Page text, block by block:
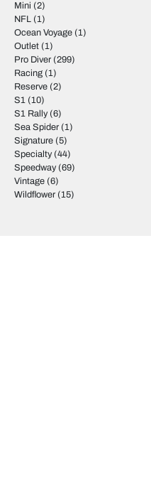
Mini (2)
NFL (1)
Ocean Voyage (1)
Outlet (1)
Pro Diver (299)
Racing (1)
Reserve (2)
S1 (10)
S1 Rally(6)
Sea Spider (1)
Signature (5)
Specialty(44)
Speedway(69)
Vintage (6)
Wildflower (15)